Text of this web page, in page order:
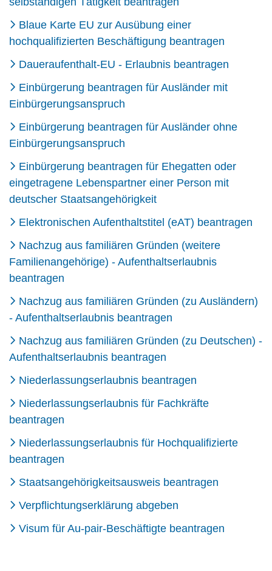
Blaue Karte EU zur Ausübung einer
hochqualifizierten Beschäftigung beantragen
Daueraufenthalt-EU - Erlaubnis beantragen
Einbürgerung beantragen für Ausländer mit
Einbürgerungsanspruch
Einbürgerung beantragen für Ausländer ohne
Einbürgerungsanspruch
Einbürgerung beantragen für Ehegatten oder
eingetragene Lebenspartner einer Person mit
deutscher Staatsangehörigkeit
Elektronischen Aufenthaltstitel (eAT) beantragen
Nachzug aus familiären Gründen (weitere
Familienangehörige) - Aufenthaltserlaubnis
beantragen
Nachzug aus familiären Gründen (zu Ausländern)
- Aufenthaltserlaubnis beantragen
Nachzug aus familiären Gründen (zu Deutschen) -
Aufenthaltserlaubnis beantragen
Niederlassungserlaubnis beantragen
Niederlassungserlaubnis für Fachkräfte
beantragen
Niederlassungserlaubnis für Hochqualifizierte
beantragen
Staatsangehörigkeitsausweis beantragen
Verpflichtungserklärung abgeben
Visum für Au-pair-Beschäftigte beantragen